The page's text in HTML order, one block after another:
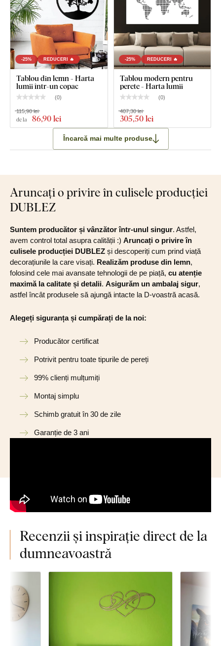
-25% REDUCERI 🔥
Tablou din lemn - Harta
lumii într-un copac
(0)
de la 86,90 lei
115,90 lei
-25% REDUCERI 🔥
Tablou modern pentru
perete - Harta lumii
(0)
305,50 lei
407,30 lei
Încarcă mai multe produse
Aruncați o privire în culisele producției
DUBLEZ
Suntem producător și vânzător într-unul singur. Astfel,
avem control total asupra calității :) Aruncați o privire în
culisele producției DUBLEZ și descoperiți cum prind viață
decorațiunile la care visați. Realizăm produse din lemn,
folosind cele mai avansate tehnologii de pe piață, cu atenție
maximă la calitate și detalii. Asigurăm un ambalaj sigur,
astfel încât produsele să ajungă intacte la D-voastră acasă.
Alegeți siguranța și cumpărați de la noi:
Producător certificat
Potrivit pentru toate tipurile de pereți
99% clienți mulțumiți
Montaj simplu
Schimb gratuit în 30 de zile
Garanție de 3 ani
Recenzii și inspirație direct de la
dumneavoastră